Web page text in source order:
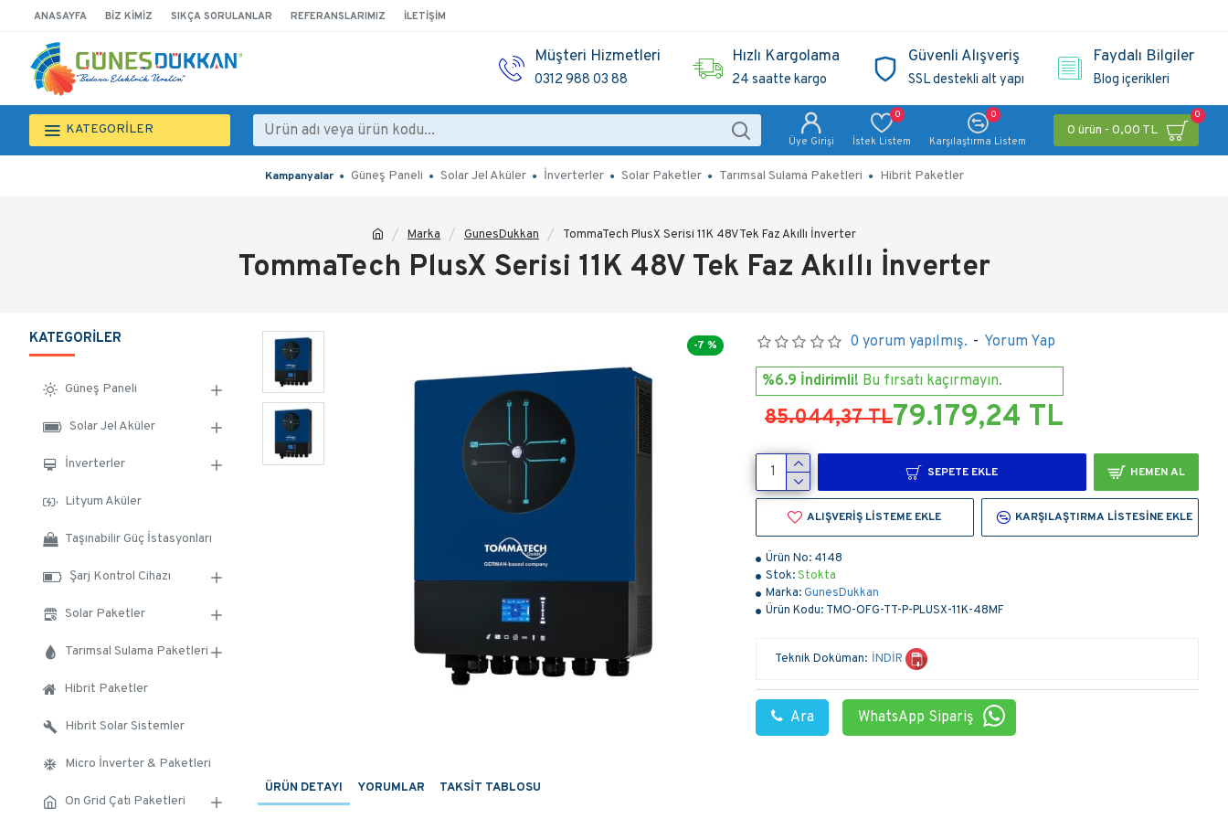
ANASAYFA BIZ KIMIZ SIKÇA SORULANLAR REFERANSLARIMIZ İLETIŞIM
Müşteri Hizmetleri
0312 988 03 88
Hızlı Kargolama
24 saatte kargo
Güvenli Alışveriş
SSL destekli alt yapı
Faydalı Bilgiler
Blog içerikleri
KATEGORİLER
Üye Girişi İstek Listem
0
Karşılaştırma Listem
0
0 ürün - 0,00 TL
0
Kampanyalar Güneş Paneli Solar Jel Aküler İnverterler Solar Paketler Tarımsal Sulama Paketleri Hibrit Paketler
Marka GunesDukkan TommaTech PlusX Serisi 11K 48V Tek Faz Akıllı İnverter
TommaTech PlusX Serisi 11K 48V Tek Faz Akıllı İnverter
KATEGORILER
Güneş Paneli
Solar Jel Aküler
İnverterler
Lityum Aküler
Taşınabilir Güç İstasyonları
Şarj Kontrol Cihazı
Solar Paketler
Tarımsal Sulama Paketleri
Hibrit Paketler
Hibrit Solar Sistemler
Micro İnverter & Paketleri
On Grid Çatı Paketleri
-7 %
Ürün No: 4148
Stok:Stokta
Marka:GunesDukkan
Ürün Kodu: TMO-OFG-TT-P-PLUSX-11K-48MF
Teknik Doküman: İNDİR
Ara WhatsApp Sipariş
0 yorum yapılmış. - Yorum Yap
%6.9 İndirimli! Bu fırsatı kaçırmayın.
85.044,37 TL79.179,24 TL
SEPETE EKLE HEMEN AL
ALIŞVERIŞ LISTEME EKLE KARŞILAŞTIRMA LISTESINE EKLE
ÜRÜN DETAYI YORUMLAR TAKSIT TABLOSU